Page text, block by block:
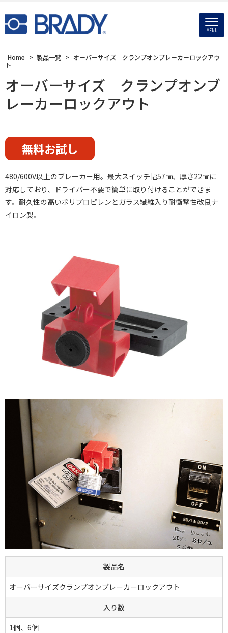
MENU
Home > 製品一覧 > オーバーサイズ クランプオンブレーカーロックアウ
ト
オーバーサイズ クランプオンブ
レーカーロックアウト
無料お試し
480/600V以上のブレーカー用。最大スイッチ幅57㎜、厚さ22㎜に
対応しており、ドライバー不要で簡単に取り付けることができま
す。耐久性の高いポリプロピレンとガラス繊維入り耐衝撃性改良ナ
イロン製。
製品名
オーバーサイズクランプオンブレーカーロックアウト
入り数
1個、6個